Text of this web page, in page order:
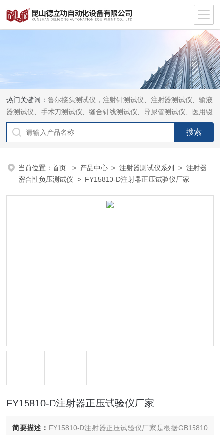
热门关键词：鲁尔接头测试仪，注射针测试仪、注射器测试仪、输液
器测试仪、手术刀测试仪、缝合针线测试仪、导尿管测试仪、医用镊
钳测试仪、导引管导丝测试仪、针灸针测试仪、留置针测试仪
当前位置：首页 > 产品中心 >注射器测试仪系列 >注射器
密合性负压测试仪 > FY15810-D注射器正压试验仪厂家
FY15810-D注射器正压试验仪厂家
简要描述： FY15810-D注射器正压试验仪厂家是根据GB15810